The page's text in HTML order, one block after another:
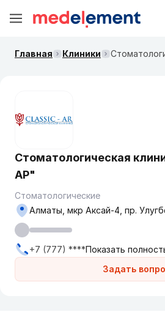
Главная Клиники
Стоматологическая
АР"
Стоматологические
Задать
Алматы, мкр Аксай-4, пр.
+7 (777) ****Показать